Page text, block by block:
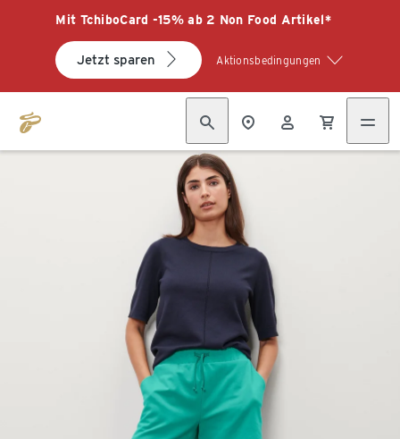
Mit TchiboCard -15% ab 2 Non Food Artikel*
Jetzt sparen Aktionsbedingungen